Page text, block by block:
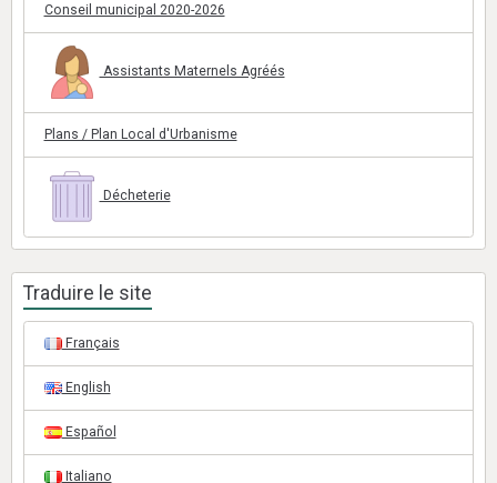
Conseil municipal 2020-2026
Assistants Maternels Agréés
Plans / Plan Local d'Urbanisme
Décheterie
Traduire le site
Français
English
Español
Italiano